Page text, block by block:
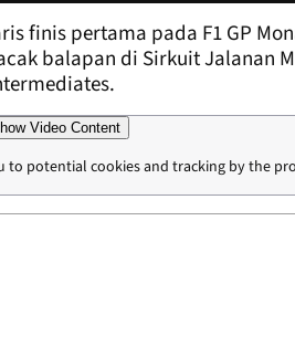
finis pertama pada F1 GP
balapan di Sirkuit Jalanan
Video Content
to potential cookies and tracking by the